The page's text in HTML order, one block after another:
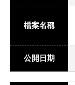
檔案名稱
公開日期